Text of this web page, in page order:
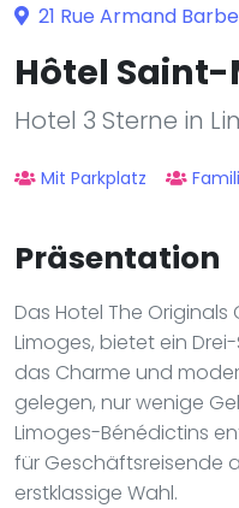
21 Rue Armand
Hôtel
Hotel 3 Sterne in
Mit Parkplatz
Präsentation
Das Hotel The Originals
Limoges, bietet ein
das Charme und
gelegen, nur wenige
Limoges-Bénédictins
für Geschäftsreisende
erstklassige Wahl.